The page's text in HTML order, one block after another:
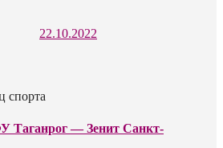
22.10.2022
спорта
Таганрог — Зенит Санкт-